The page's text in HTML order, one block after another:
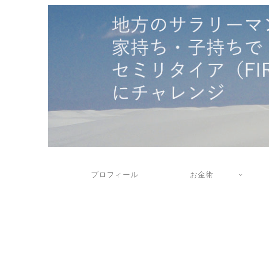
プロフィール お金術